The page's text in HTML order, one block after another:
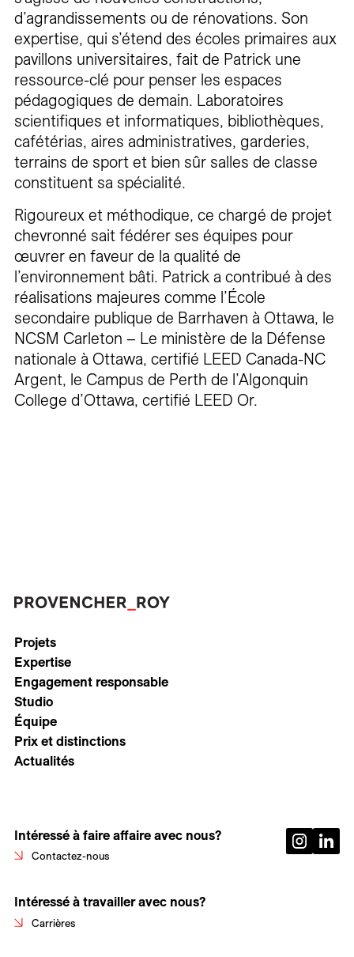
d’agrandissements ou de rénovations. Son
expertise, qui s’étend des écoles primaires aux
pavillons universitaires, fait de Patrick une
ressource-clé pour penser les espaces
pédagogiques de demain. Laboratoires
scientifiques et informatiques, bibliothèques,
cafétérias, aires administratives, garderies,
terrains de sport et bien sûr salles de classe
constituent sa spécialité.
Rigoureux et méthodique, ce chargé de projet
chevronné sait fédérer ses équipes pour
œuvrer en faveur de la qualité de
l’environnement bâti. Patrick a contribué à des
réalisations majeures comme l’École
secondaire publique de Barrhaven à Ottawa, le
NCSM Carleton – Le ministère de la Défense
nationale à Ottawa, certifié LEED Canada-NC
Argent, le Campus de Perth de l’Algonquin
College d’Ottawa, certifié LEED Or.
Projets
Expertise
Engagement responsable
Studio
Équipe
Prix et distinctions
Actualités
Intéressé à faire affaire avec nous?
Contactez-nous
Intéressé à travailler avec nous?
Carrières